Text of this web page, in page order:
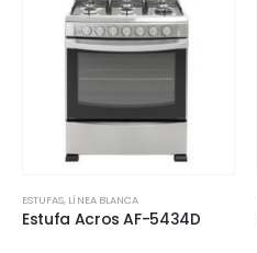
ESTUFAS, LÍNEA BLANCA
Estufa Acros AF-5434D